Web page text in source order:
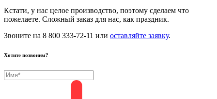
Кстати, у нас целое производство, поэтому сделаем что
пожелаете. Сложный заказ для нас, как праздник.
Звоните на 8 800 333-72-11 или оставляйте заявку.
Хотите позвоним?